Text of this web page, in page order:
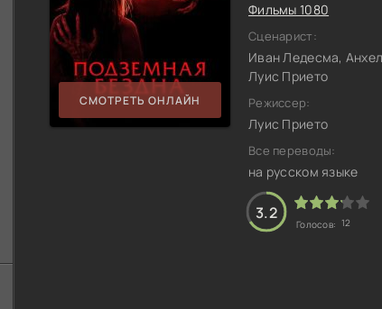
СМОТРЕТЬ ОНЛАЙН
Фильмы 1080
Сценарист:
Иван Ледесма,
Луис Прието
Режиссер:
Луис Прието
Все переводы:
на русском языке
3.2
Голосов: 12